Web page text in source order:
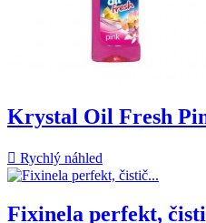
Krystal Oil Fresh
 Rychlý náhled
Fixinela perfekt,